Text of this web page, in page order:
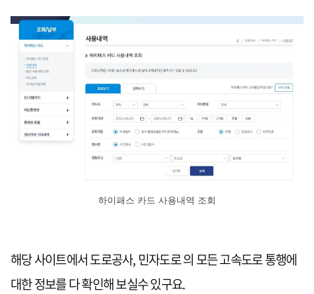
하이패스 카드 사용내역 조회
해당 사이트에서 도로공사, 민자도로 의 모든 고속도로 통행에
대한 정보를 다 확인해 보실수 있구요.